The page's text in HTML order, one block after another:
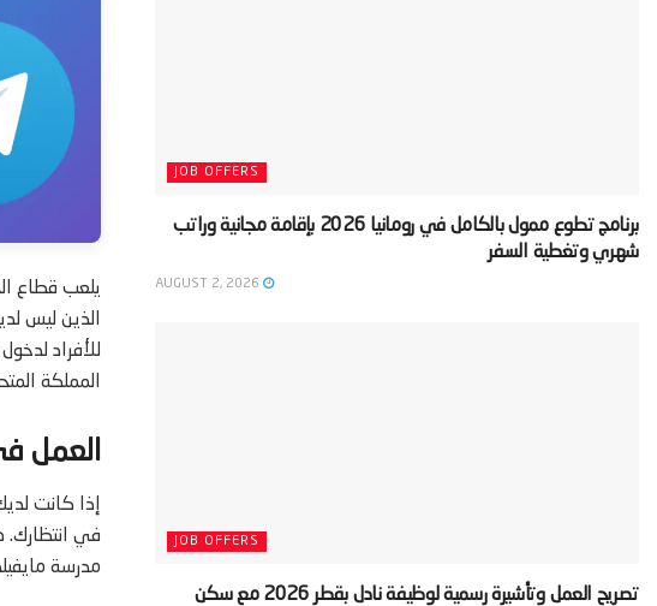
يلعب قطاع
الذين ليس
للأفراد
المملكة
العمل
إذا كانت
في انتظارك.
مدرسة
JOB OFFERS
‫برنامج تطوع ممول بالكامل في رومانيا 2026 بإقامة مجانية وراتب
شهري وتغطية السفر‬
JOB OFFERS
‫تصريح العمل وتأشيرة رسمية لوظيفة نادل بقطر 2026 مع سكن